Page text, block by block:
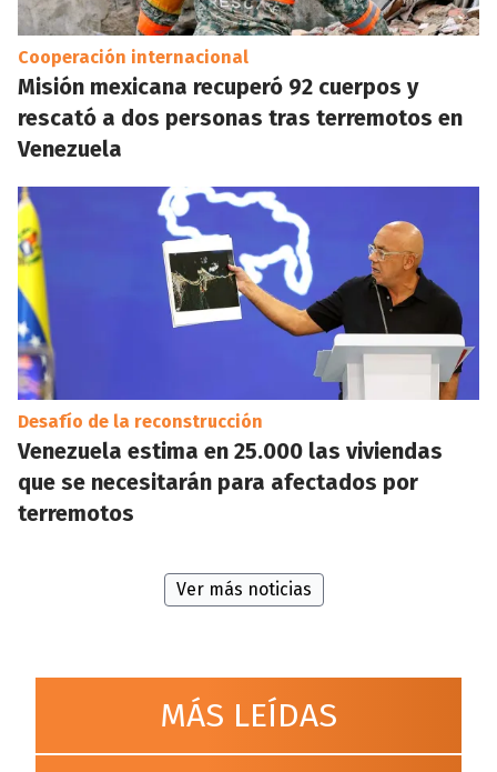
Cooperación internacional
Misión mexicana recuperó 92 cuerpos y
rescató a dos personas tras terremotos en
Venezuela
Desafío de la reconstrucción
Venezuela estima en 25.000 las viviendas
que se necesitarán para afectados por
terremotos
Ver más noticias
MÁS LEÍDAS